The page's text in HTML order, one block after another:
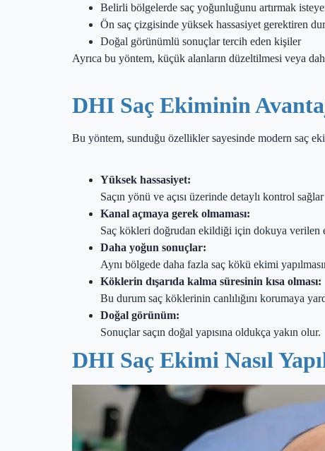
Belirli bölgelerde saç yoğunluğunu artırmak
Ön saç çizgisinde yüksek hassasiyet gerektiren
Doğal görünümlü sonuçlar tercih eden kişiler
Ayrıca bu yöntem, küçük alanların düzeltilmesi veya
DHI Saç Ekiminin
Bu yöntem, sunduğu özellikler sayesinde modern saç
Yüksek hassasiyet:
Saçın yönü ve açısı üzerinde detaylı kontrol
Kanal açmaya gerek olmaması:
Saç kökleri doğrudan ekildiği için dokuya verilen
Daha yoğun sonuçlar:
Aynı bölgede daha fazla saç kökü ekimi
Köklerin dışarıda kalma süresinin kısa olması:
Bu durum saç köklerinin canlılığını korumaya
Doğal görünüm:
Sonuçlar saçın doğal yapısına oldukça yakın olur.
DHI Saç Ekimi Nasıl